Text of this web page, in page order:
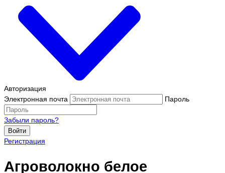
Авторизация
Электронная почта
Пароль
Забыли пароль?
Войти
Регистрация
Агроволокно белое